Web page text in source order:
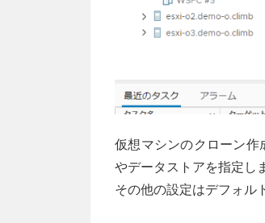
仮想マシンのクローン作
やデータストアを指定し
その他の設定はデフォル